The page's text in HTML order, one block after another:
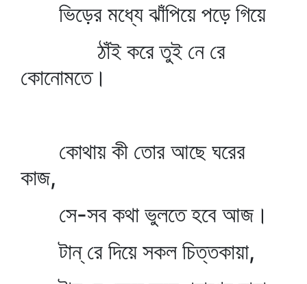
ভিড়ের মধ্যে ঝাঁপিয়ে পড়ে গিয়ে
ঠাঁই করে তুই নে রে
কোনোমতে।
কোথায় কী তোর আছে ঘরের
কাজ,
সে-সব কথা ভুলতে হবে আজ।
টান্‌ রে দিয়ে সকল চিত্তকায়া,